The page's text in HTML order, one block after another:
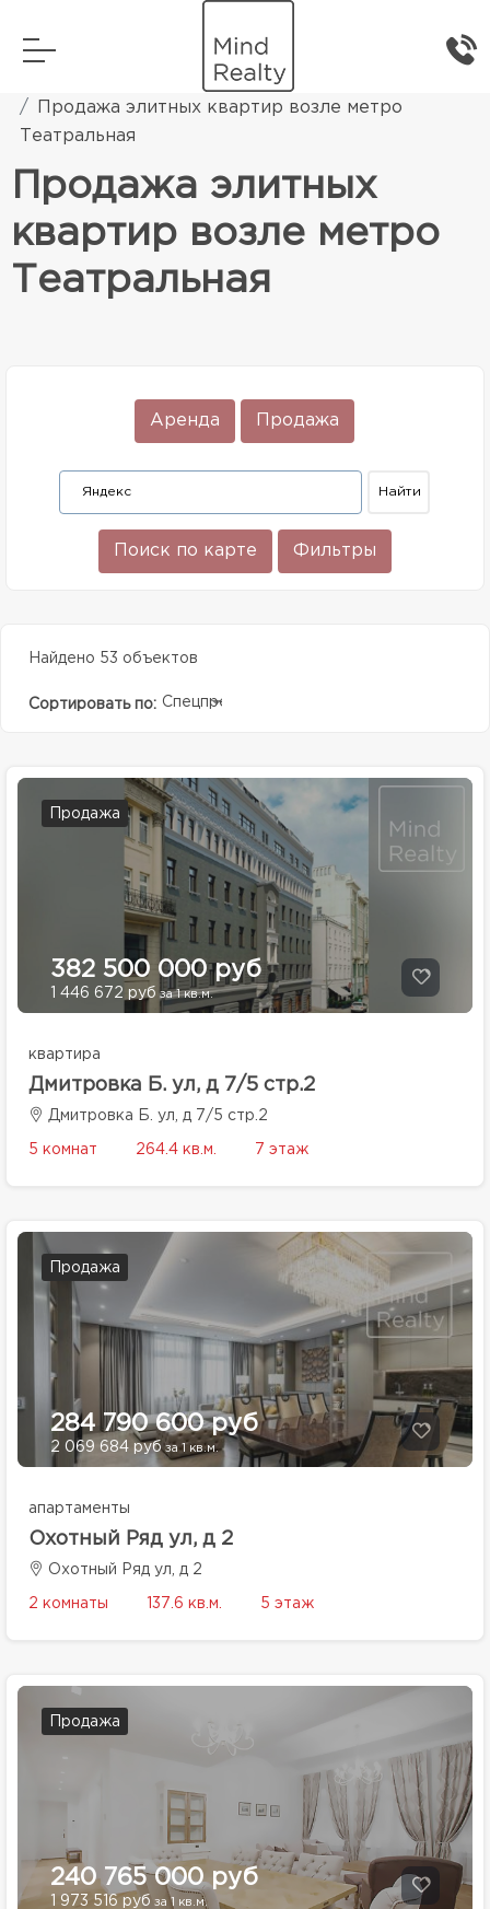
Элитная жилая недвижимость
Продажа элитных квартир возле метро
Театральная
Продажа элитных
квартир возле метро
Театральная
Аренда Продажа
Поиск по карте Фильтры
Найдено 53 объектов
Сортировать по: Спецпредолжение
Продажа
382 500 000 руб
1 446 672 руб за 1 кв.м.
квартира
Дмитровка Б. ул, д 7/5 стр.2
Дмитровка Б. ул, д 7/5 стр.2
5 комнат 264.4 кв.м. 7 этаж
Продажа
284 790 600 руб
2 069 684 рубза 1 кв.м.
апартаменты
Охотный Ряд ул, д 2
Охотный Ряд ул, д 2
2 комнаты 137.6 кв.м. 5 этаж
Продажа
240 765 000 руб
1 973 516 руб за 1 кв.м.